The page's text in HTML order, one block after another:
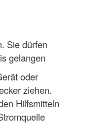
Sie dürfen
gelangen
oder
ziehen.
Hilfsmitteln